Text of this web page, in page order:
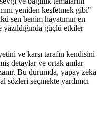
yeniden keşfetmek gibi"
sen benim hayatımın en
güçlü etkiler
ve karşı tarafın kendisini
detaylar ve ortak anılar
Bu durumda, yapay zeka
sözleri seçmekte yardımcı